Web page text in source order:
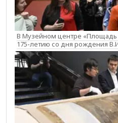
В Музейном центре «Площадь
175-летию со дня рождения